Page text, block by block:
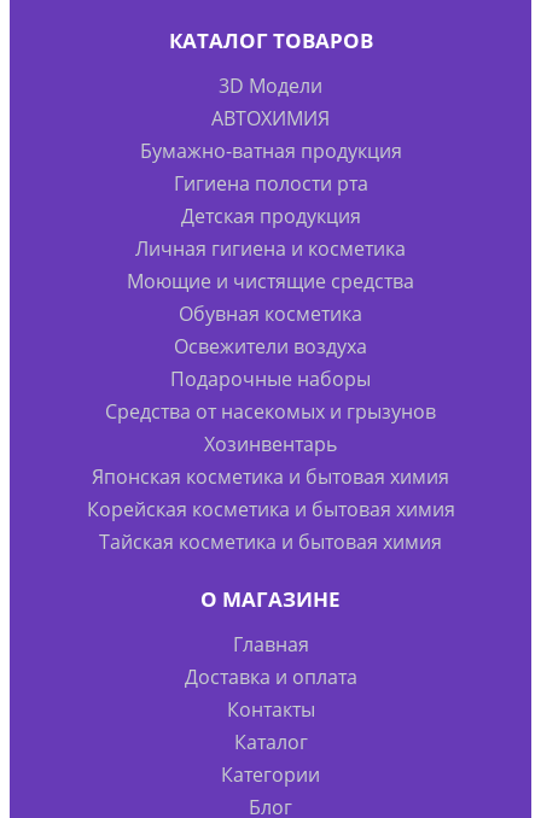
КАТАЛОГ ТОВАРОВ
3D Модели
АВТОХИМИЯ
Бумажно-ватная продукция
Гигиена полости рта
Детская продукция
Личная гигиена и косметика
Моющие и чистящие средства
Обувная косметика
Освежители воздуха
Подарочные наборы
Средства от насекомых и грызунов
Хозинвентарь
Японская косметика и бытовая химия
Корейская косметика и бытовая химия
Тайская косметика и бытовая химия
О МАГАЗИНЕ
Главная
Доставка и оплата
Контакты
Каталог
Категории
Блог